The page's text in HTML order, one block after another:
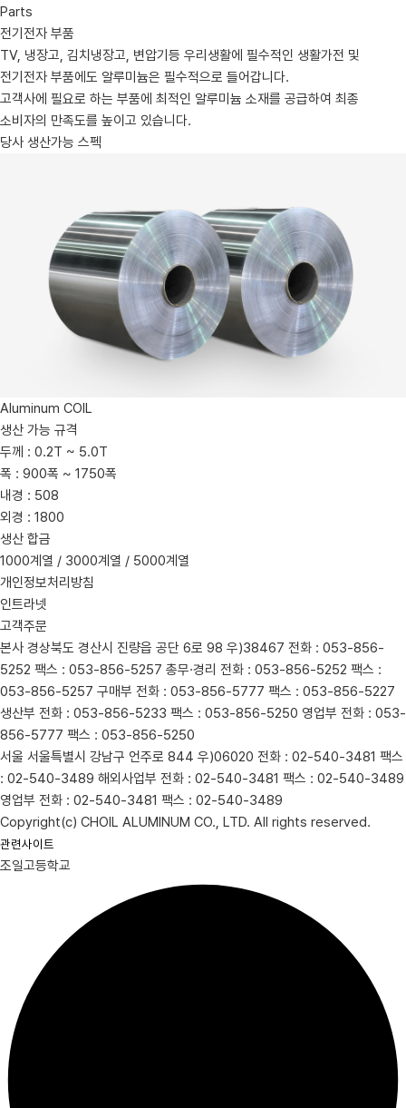
Parts
전기전자 부품
TV, 냉장고, 김치냉장고, 변압기등 우리생활에 필수적인 생활가전 및
전기전자 부품에도 알루미늄은 필수적으로 들어갑니다.
고객사에 필요로 하는 부품에 최적인 알루미늄 소재를 공급하여 최종
소비자의 만족도를 높이고 있습니다.
당사 생산가능 스펙
Aluminum COIL
생산 가능 규격
두께 : 0.2T ~ 5.0T
폭 : 900폭 ~ 1750폭
내경 : 508
외경 : 1800
생산 합금
1000계열 / 3000계열 / 5000계열
개인정보처리방침
인트라넷
고객주문
본사 경상북도 경산시 진량읍 공단 6로 98 우)38467 전화 : 053-856-
5252 팩스 : 053-856-5257 총무·경리 전화 : 053-856-5252 팩스 :
053-856-5257 구매부 전화 : 053-856-5777 팩스 : 053-856-5227
생산부 전화 : 053-856-5233 팩스 : 053-856-5250 영업부 전화 : 053-
856-5777 팩스 : 053-856-5250
서울 서울특별시 강남구 언주로 844 우)06020 전화 : 02-540-3481 팩스
: 02-540-3489 해외사업부 전화 : 02-540-3481 팩스 : 02-540-3489
영업부 전화 : 02-540-3481 팩스 : 02-540-3489
Copyright(c) CHOIL ALUMINUM CO., LTD. All rights reserved.
관련사이트
조일고등학교